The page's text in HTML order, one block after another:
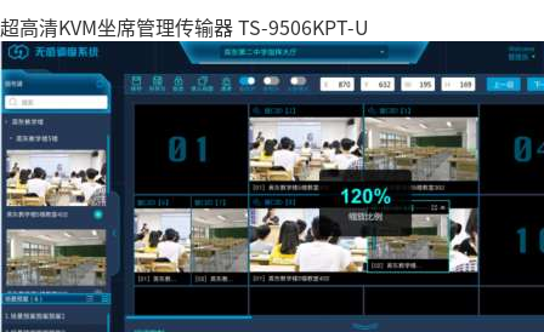
超高清KVM坐席管理传输器 TS-9506KPT-U